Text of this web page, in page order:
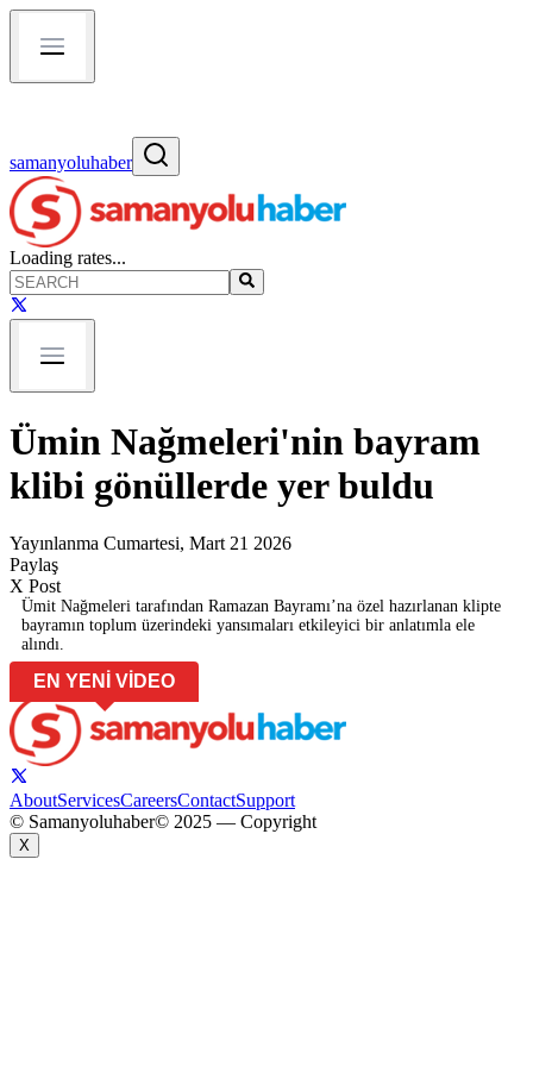
samanyoluhaber
Loading rates...
Ümin Nağmeleri'nin bayram
klibi gönüllerde yer buldu
Yayınlanma Cumartesi, Mart 21 2026
Paylaş
X Post
Ümit Nağmeleri tarafından Ramazan Bayramı’na özel hazırlanan klipte
bayramın toplum üzerindeki yansımaları etkileyici bir anlatımla ele
alındı.
EN YENİ VİDEO
AboutServicesCareersContactSupport
© Samanyoluhaber© 2025 — Copyright
X